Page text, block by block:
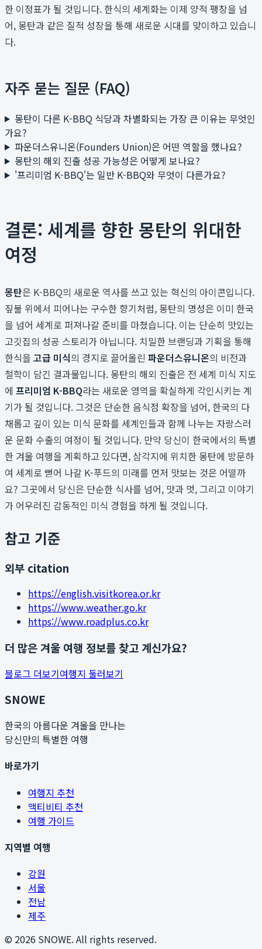
한 이정표가 될 것입니다. 한식의 세계화는 이제 양적 팽창을 넘
어, 몽탄과 같은 질적 성장을 통해 새로운 시대를 맞이하고 있습니
다.
자주 묻는 질문 (FAQ)
몽탄이 다른 K-BBQ 식당과 차별화되는 가장 큰 이유는 무엇인
가요?
파운더스유니온(Founders Union)은 어떤 역할을 했나요?
몽탄의 해외 진출 성공 가능성은 어떻게 보나요?
'프리미엄 K-BBQ'는 일반 K-BBQ와 무엇이 다른가요?
결론: 세계를 향한 몽탄의 위대한
여정
몽탄은 K-BBQ의 새로운 역사를 쓰고 있는 혁신의 아이콘입니다.
짚불 위에서 피어나는 구수한 향기처럼, 몽탄의 명성은 이미 한국
을 넘어 세계로 퍼져나갈 준비를 마쳤습니다. 이는 단순히 맛있는
고깃집의 성공 스토리가 아닙니다. 치밀한 브랜딩과 기획을 통해
한식을 고급 미식의 경지로 끌어올린 파운더스유니온의 비전과
철학이 담긴 결과물입니다. 몽탄의 해외 진출은 전 세계 미식 지도
에 프리미엄 K-BBQ라는 새로운 영역을 확실하게 각인시키는 계
기가 될 것입니다. 그것은 단순한 음식점 확장을 넘어, 한국의 다
채롭고 깊이 있는 미식 문화를 세계인들과 함께 나누는 자랑스러
운 문화 수출의 여정이 될 것입니다. 만약 당신이 한국에서의 특별
한 겨울 여행을 계획하고 있다면, 삼각지에 위치한 몽탄에 방문하
여 세계로 뻗어 나갈 K-푸드의 미래를 먼저 맛보는 것은 어떨까
요? 그곳에서 당신은 단순한 식사를 넘어, 맛과 멋, 그리고 이야기
가 어우러진 감동적인 미식 경험을 하게 될 것입니다.
참고 기준
외부 citation
https://english.visitkorea.or.kr
https://www.weather.go.kr
https://www.roadplus.co.kr
더 많은 겨울 여행 정보를 찾고 계신가요?
블로그 더보기여행지 둘러보기
SNOWE
한국의 아름다운 겨울을 만나는
당신만의 특별한 여행
바로가기
여행지 추천
액티비티 추천
여행 가이드
지역별 여행
강원
서울
전남
제주
© 2026 SNOWE. All rights reserved.